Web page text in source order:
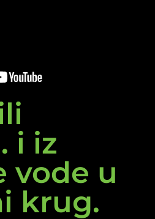
i iz
vode u
krug.